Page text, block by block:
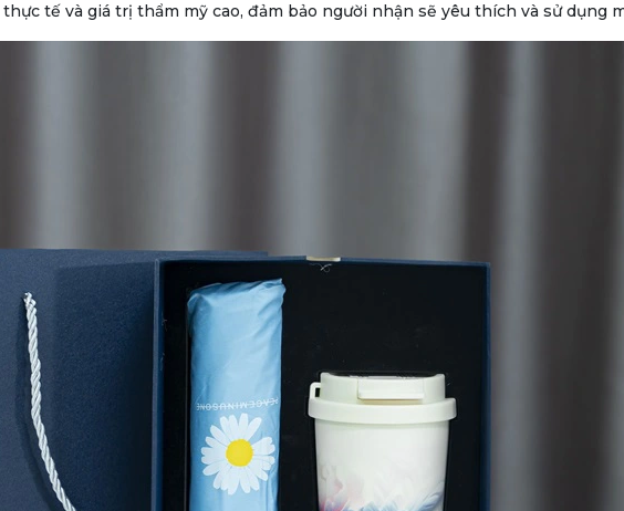
tế và giá trị thẩm mỹ cao, đảm bảo người nhận sẽ yêu thích và sử dụng